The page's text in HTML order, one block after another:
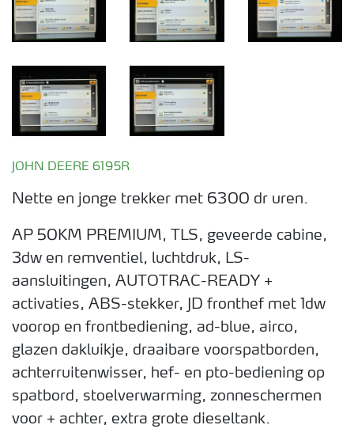
JOHN DEERE 6195R
Nette en jonge trekker met 6300 dr uren.
AP 50KM PREMIUM, TLS, geveerde cabine,
3dw en remventiel, luchtdruk, LS-
aansluitingen, AUTOTRAC-READY +
activaties, ABS-stekker, JD fronthef met 1dw
voorop en frontbediening, ad-blue, airco,
glazen dakluikje, draaibare voorspatborden,
achterruitenwisser, hef- en pto-bediening op
spatbord, stoelverwarming, zonneschermen
voor + achter, extra grote dieseltank.